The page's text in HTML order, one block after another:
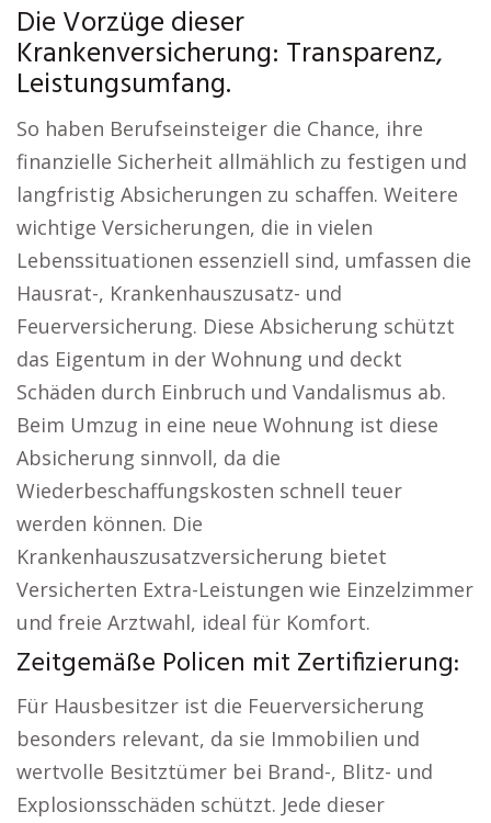
Die Vorzüge dieser
Krankenversicherung: Transparenz,
Leistungsumfang.
So haben Berufseinsteiger die Chance, ihre
finanzielle Sicherheit allmählich zu festigen und
langfristig Absicherungen zu schaffen. Weitere
wichtige Versicherungen, die in vielen
Lebenssituationen essenziell sind, umfassen die
Hausrat-, Krankenhauszusatz- und
Feuerversicherung. Diese Absicherung schützt
das Eigentum in der Wohnung und deckt
Schäden durch Einbruch und Vandalismus ab.
Beim Umzug in eine neue Wohnung ist diese
Absicherung sinnvoll, da die
Wiederbeschaffungskosten schnell teuer
werden können. Die
Krankenhauszusatzversicherung bietet
Versicherten Extra-Leistungen wie Einzelzimmer
und freie Arztwahl, ideal für Komfort.
Zeitgemäße Policen mit Zertifizierung:
Für Hausbesitzer ist die Feuerversicherung
besonders relevant, da sie Immobilien und
wertvolle Besitztümer bei Brand-, Blitz- und
Explosionsschäden schützt. Jede dieser